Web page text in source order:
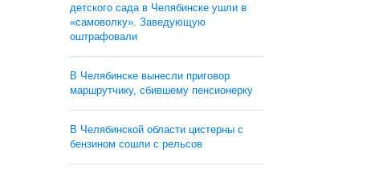
детского сада в Челябинске ушли в
«самоволку». Заведующую
оштрафовали
В Челябинске вынесли приговор
маршрутчику, сбившему пенсионерку
В Челябинской области цистерны с
бензином сошли с рельсов